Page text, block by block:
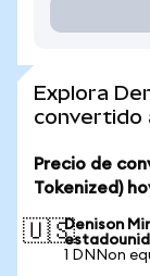
Explora
convertido
Precio de
Tokenized)
🇺🇸Denison
1 DNNon